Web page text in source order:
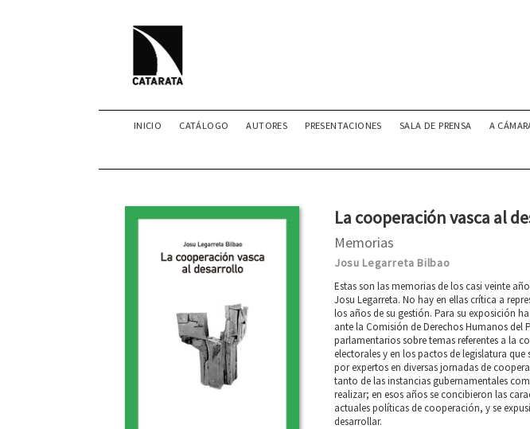
INICIO CATÁLOGO AUTORES PRESENTACIONES SALA DE PRENSA A
La cooperación vasca al
Memorias
Josu Legarreta Bilbao
Estas son las memorias de los casi veinte
Josu Legarreta. No hay en ellas crítica a
los años de su gestión. Para su exposición
ante la Comisión de Derechos Humanos del
parlamentarios sobre temas referentes a la
electorales y en los pactos de legislatura
por expertos en diversas jornadas de
tanto de las instancias gubernamentales
realizar; en esos años se concibieron las
actuales políticas de cooperación, y se
desarrollar.